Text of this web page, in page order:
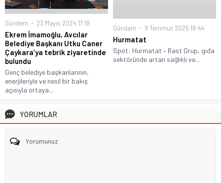
Gündem 23 Mayıs 2024 17:18
Ekrem İmamoğlu, Avcılar
Belediye Başkanı Utku Caner
Çaykara’ya tebrik ziyaretinde
bulundu
Genç belediye başkanlarının,
enerjileriyle ve nesil bir bakış
açısıyla ortaya...
Gündem 9 Temmuz 2025 18:44
Hurmatat
Spot: Hurmatat – Rast Grup, gıda
sektöründe artan sağlıklı ve...
YORUMLAR